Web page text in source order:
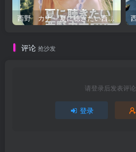
西野 カナ – 夏に聴きたい西野カナ2026【44.1kHz／16bit】日本区
评论 抢沙发
请登录后发表评论
登录